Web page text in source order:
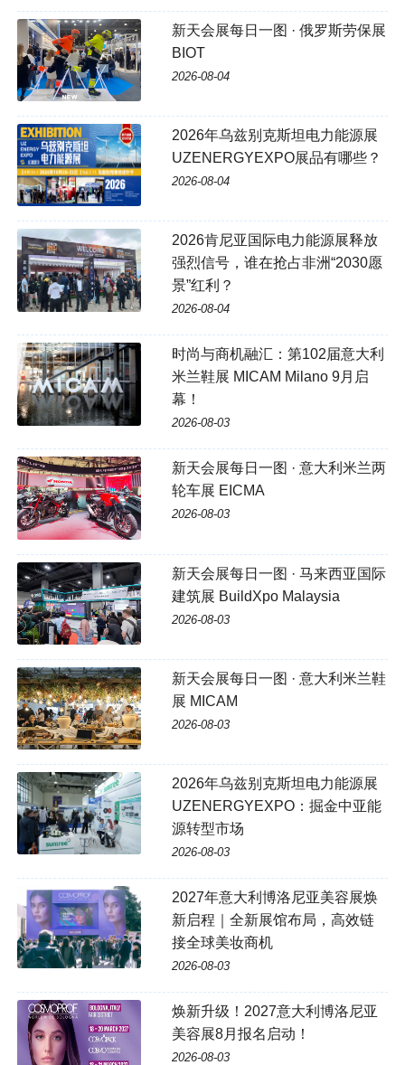
新天会展每日一图 · 俄罗斯劳保展
BIOT
2026-08-04
2026年乌兹别克斯坦电力能源展
UZENERGYEXPO展品有哪些？
2026-08-04
2026肯尼亚国际电力能源展释放
强烈信号，谁在抢占非洲“2030愿
景”红利？
2026-08-04
时尚与商机融汇：第102届意大利
米兰鞋展 MICAM Milano 9月启
幕！
2026-08-03
新天会展每日一图 · 意大利米兰两
轮车展 EICMA
2026-08-03
新天会展每日一图 · 马来西亚国际
建筑展 BuildXpo Malaysia
2026-08-03
新天会展每日一图 · 意大利米兰鞋
展 MICAM
2026-08-03
2026年乌兹别克斯坦电力能源展
UZENERGYEXPO：掘金中亚能
源转型市场
2026-08-03
2027年意大利博洛尼亚美容展焕
新启程｜全新展馆布局，高效链
接全球美妆商机
2026-08-03
焕新升级！2027意大利博洛尼亚
美容展8月报名启动！
2026-08-03